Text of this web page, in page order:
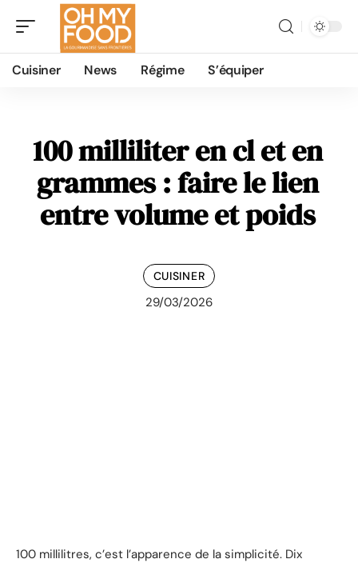
Cuisiner News Régime S’équiper
100 milliliter en cl et en
grammes : faire le lien
entre volume et poids
CUISINER
29/03/2026
100 millilitres, c’est l’apparence de la simplicité. Dix